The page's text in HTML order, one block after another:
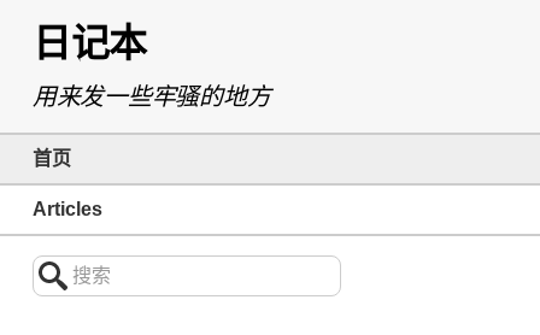
日记本
用来发一些牢骚的地方
首页
Articles
搜索